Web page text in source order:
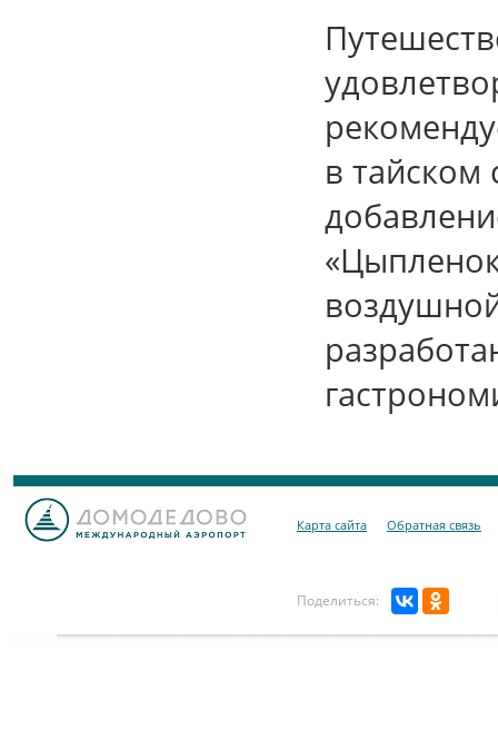
в тайском
Карта сайта Обратная связь
Поделиться: